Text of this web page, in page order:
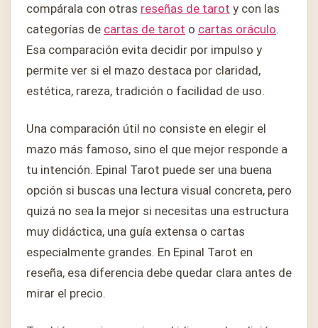
compárala con otras reseñas de tarot y con las
categorías de cartas de tarot o cartas oráculo.
Esa comparación evita decidir por impulso y
permite ver si el mazo destaca por claridad,
estética, rareza, tradición o facilidad de uso.
Una comparación útil no consiste en elegir el
mazo más famoso, sino el que mejor responde a
tu intención. Epinal Tarot puede ser una buena
opción si buscas una lectura visual concreta, pero
quizá no sea la mejor si necesitas una estructura
muy didáctica, una guía extensa o cartas
especialmente grandes. En Epinal Tarot en
reseña, esa diferencia debe quedar clara antes de
mirar el precio.